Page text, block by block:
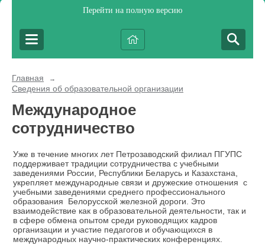
Перейти на полную версию
Главная →
Сведения об образовательной организации
Международное
сотрудничество
Уже в течение многих лет Петрозаводский филиал ПГУПС
поддерживает традиции сотрудничества с учебными
заведениями России, Республики Беларусь и Казахстана,
укрепляет международные связи и дружеские отношения с
учебными заведениями среднего профессионального
образования Белорусской железной дороги. Это
взаимодействие как в образовательной деятельности, так и
в сфере обмена опытом среди руководящих кадров
организации и участие педагогов и обучающихся в
международных научно-практических конференциях.